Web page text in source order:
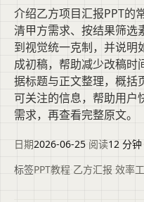
介绍乙方项目汇报PPT的
清甲方需求、按结果筛选
到视觉统一克制，并说明
成初稿，帮助减少改稿时
据标题与正文整理，概括
可关注的信息，帮助用户
需求，再查看完整原文。
日期2026-06-25 阅读12 分钟
标签PPT教程 乙方汇报 效率